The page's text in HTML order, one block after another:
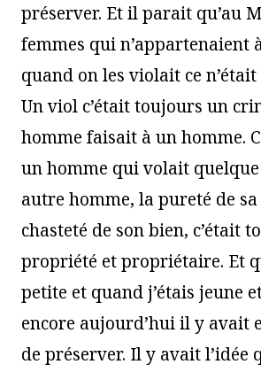
préserver. Et il parait qu’au
femmes qui n’appartenaient
quand on les violait ce
Un viol c’était toujours un
homme faisait à un homme.
un homme qui volait quelque
autre homme, la pureté de
chasteté de son bien, c’était
propriété et propriétaire. Et
petite et quand j’étais jeune
encore aujourd’hui il y avait
de préserver. Il y avait l’idée